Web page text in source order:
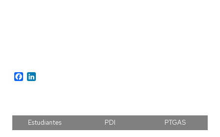
Facebook
Estudiantes PDI PTGAS